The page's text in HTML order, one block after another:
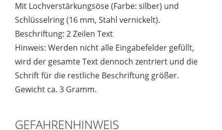
Mit Lochverstärkungsöse (Farbe: silber) und
Schlüsselring (16 mm, Stahl vernickelt).
Beschriftung: 2 Zeilen Text
Hinweis: Werden nicht alle Eingabefelder gefüllt,
wird der gesamte Text dennoch zentriert und die
Schrift für die restliche Beschriftung größer.
Gewicht ca. 3 Gramm.
GEFAHRENHINWEIS